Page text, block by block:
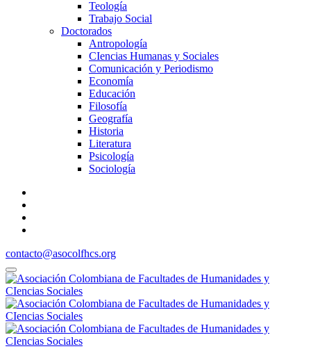
Teología
Trabajo Social
Doctorados
Antropología
CIencias Humanas y Sociales
Comunicación y Periodismo
Economía
Educación
Filosofía
Geografía
Historia
Literatura
Psicología
Sociología
contacto@asocolfhcs.org